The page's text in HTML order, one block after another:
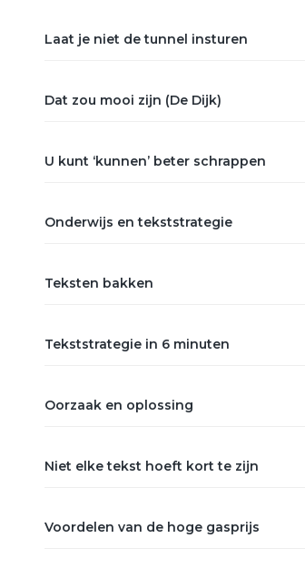
Laat je niet de tunnel insturen
Dat zou mooi zijn (De Dijk)
U kunt ‘kunnen’ beter schrappen
Onderwijs en tekststrategie
Teksten bakken
Tekststrategie in 6 minuten
Oorzaak en oplossing
Niet elke tekst hoeft kort te zijn
Voordelen van de hoge gasprijs